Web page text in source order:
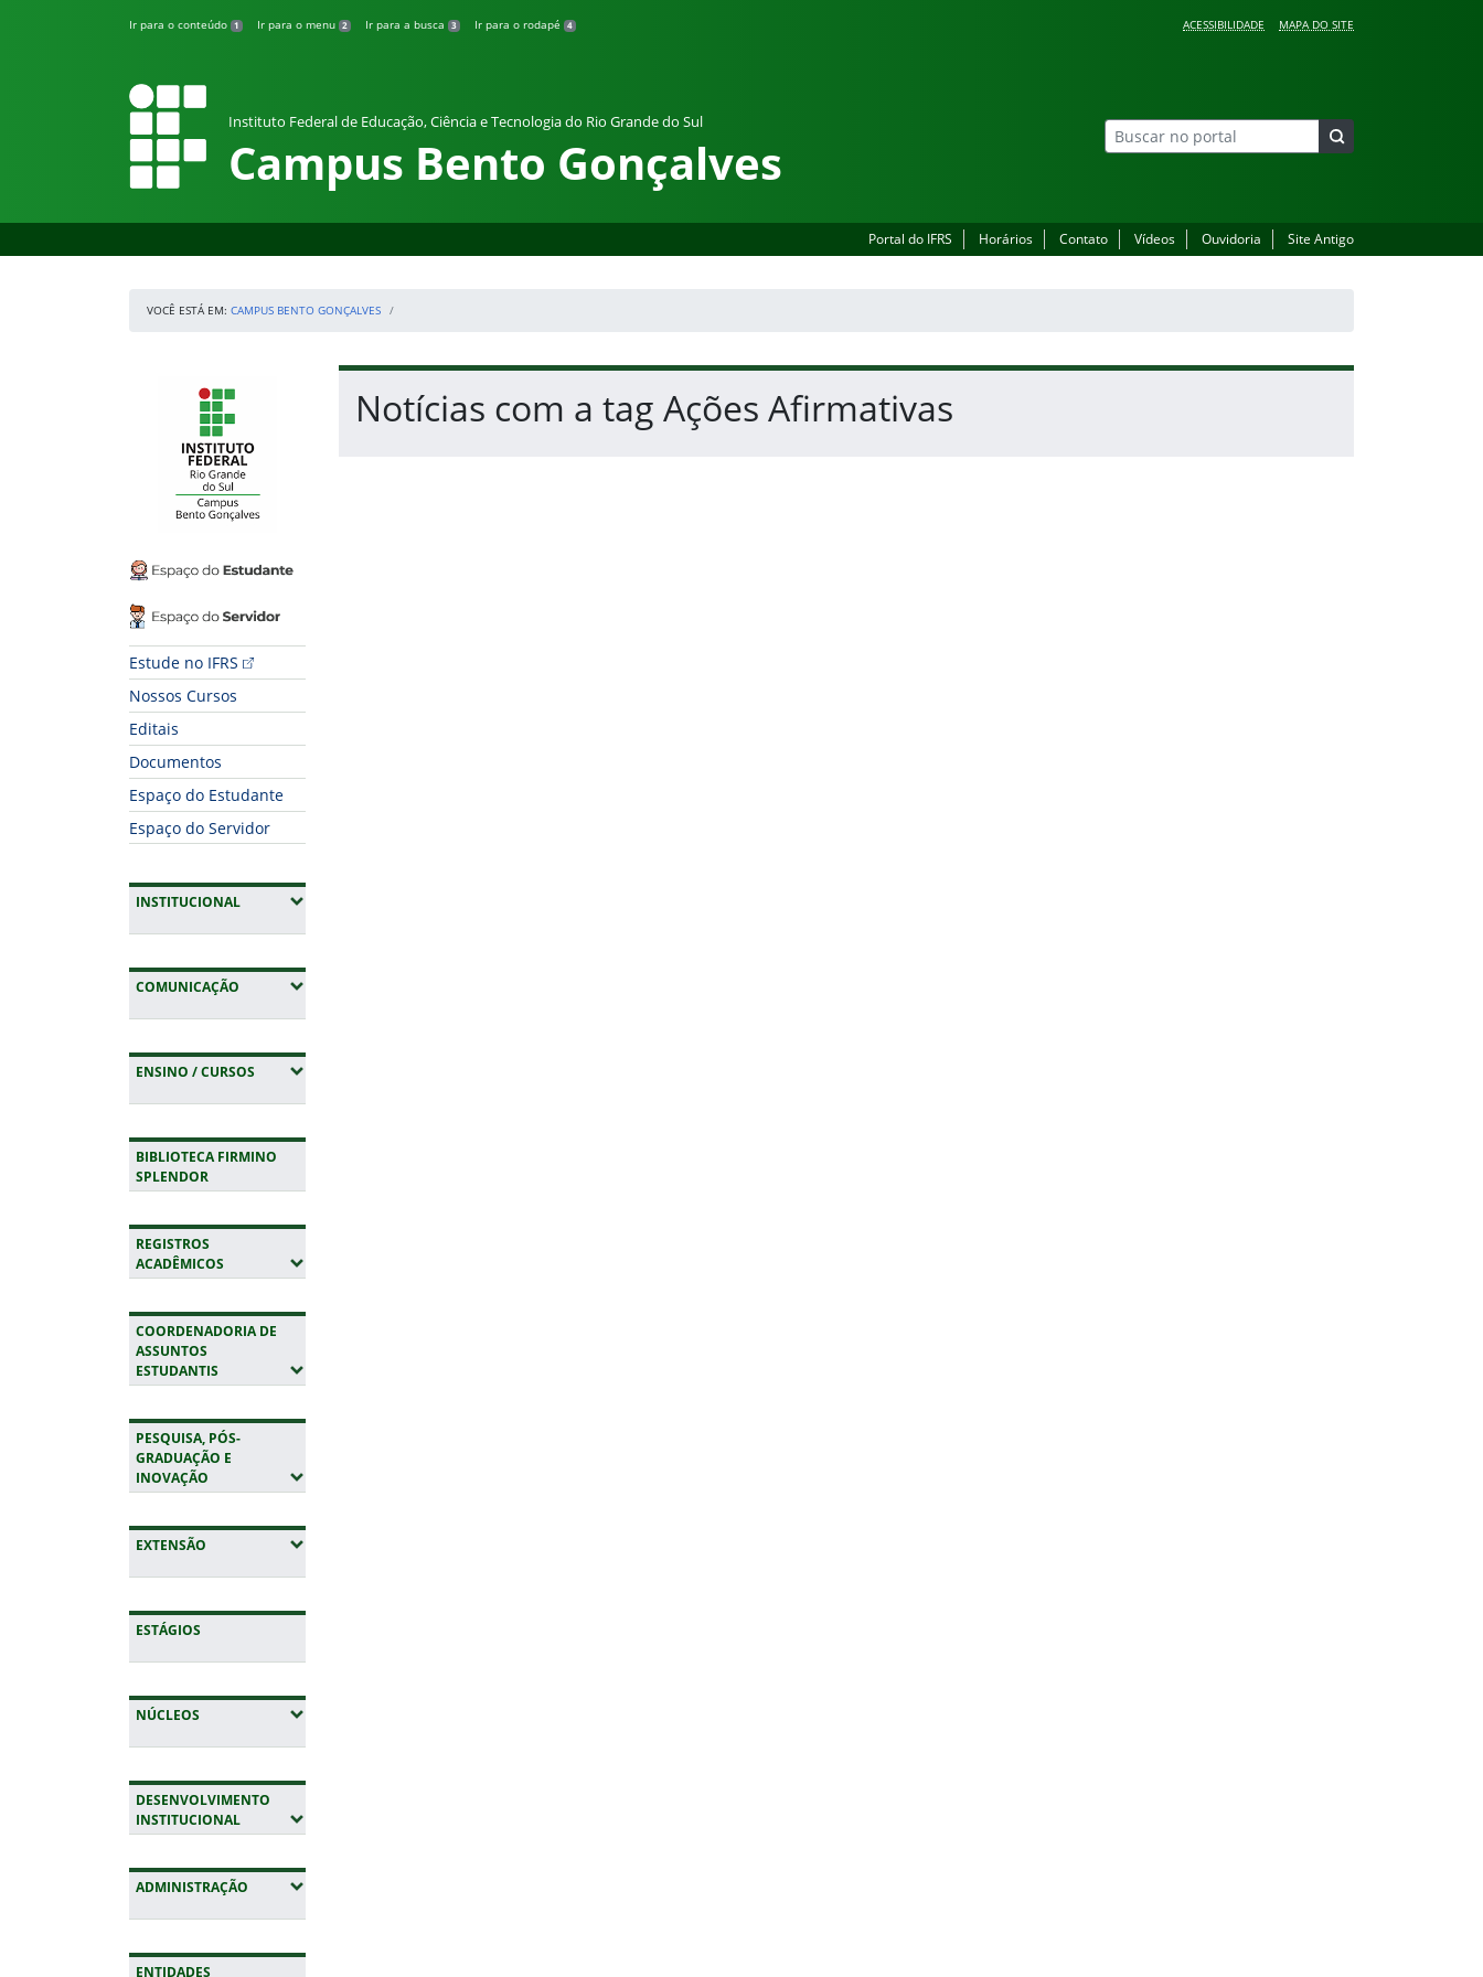
Ir para o conteúdo 1 Ir para o menu 2 Ir para a busca 3 Ir para o rodapé 4 ACESSIBILIDADE MAPA DO SITE
Instituto Federal de Educação, Ciência e Tecnologia do Rio Grande do Sul
Campus Bento Gonçalves
Portal do IFRS Horários Contato Vídeos Ouvidoria Site Antigo
VOCÊ ESTÁ EM: CAMPUS BENTO GONÇALVES
Espaço do Estudante
Espaço do Servidor
Estude no IFRS
Nossos Cursos
Editais
Documentos
Espaço do Estudante
Espaço do Servidor
INSTITUCIONAL(EXPANDIR SUBMENUS)
COMUNICAÇÃO (EXPANDIR SUBMENUS)
ENSINO / CURSOS (EXPANDIR SUBMENUS)
BIBLIOTECA FIRMINO
SPLENDOR
REGISTROS
ACADÊMICOS (EXPANDIR SUBMENUS)
COORDENADORIA DE
ASSUNTOS
ESTUDANTIS (EXPANDIR SUBMENUS)
PESQUISA, PÓS-
GRADUAÇÃO E
INOVAÇÃO (EXPANDIR SUBMENUS)
EXTENSÃO (EXPANDIR SUBMENUS)
ESTÁGIOS
NÚCLEOS (EXPANDIR SUBMENUS)
DESENVOLVIMENTO
INSTITUCIONAL(EXPANDIR SUBMENUS)
ADMINISTRAÇÃO (EXPANDIR SUBMENUS)
ENTIDADES
Início do conteúdo
Notícias com a tag Ações Afirmativas